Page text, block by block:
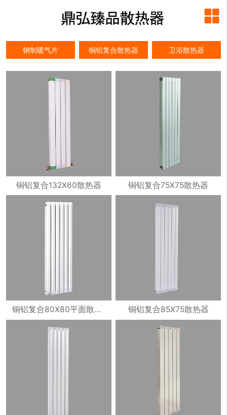

钢制暖气片 铜铝复合散热器 卫浴散热器
铜铝复合132X60散热器 铜铝复合75X75散热器
铜铝复合80X80平面散热器 铜铝复合85X75散热器